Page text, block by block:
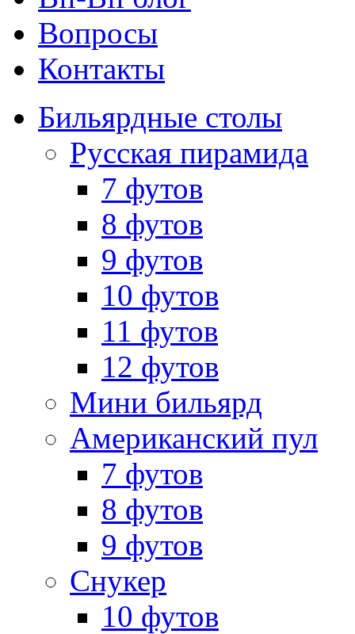
Вопросы
Контакты
Бильярдные столы
Русская пирамида
7 футов
8 футов
9 футов
10 футов
11 футов
12 футов
Мини бильярд
Американский пул
7 футов
8 футов
9 футов
Снукер
10 футов